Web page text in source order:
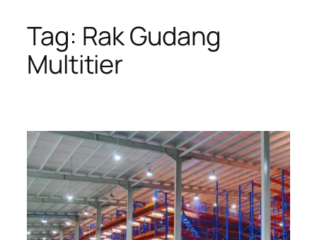
Skip
content
Tag: Rak Gudang
Multitier